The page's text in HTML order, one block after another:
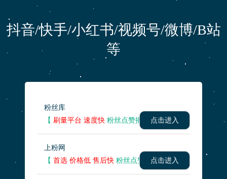
抖音/快手/小红书/视频号/微博/B站
等
粉丝库
【 刷量平台 速度快 粉丝点赞播放量 】
点击进入
上粉网
【首选 价格低 售后快 粉丝点赞播放量 】
点击进入